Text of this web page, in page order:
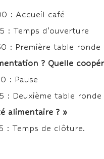
: Accueil café
: Temps d’ouverture
: Première table ronde
? Quelle
: Pause
: Deuxième table
alimentaire ? »
: Temps de clôture.